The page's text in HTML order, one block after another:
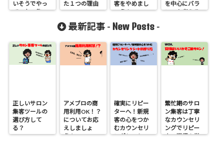
いそうでやっ
ていない集
た１つの理由
客をやめまし
ょう！
を中心にバラ
ンスを考える
最新記事 - New Posts -
正しいサロン
集客ツールの
選び方して
る？
アメブロの商
用利用OK！？
についてお応
えしましょ
う！
確実にリピー
ターへ！新規
客の心をつか
むカウンセリ
ングシートの
繁忙期のサロ
ン集客は丁寧
なカウンセリ
ングでリピー
ター獲得！覚